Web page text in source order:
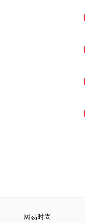
网易时尚